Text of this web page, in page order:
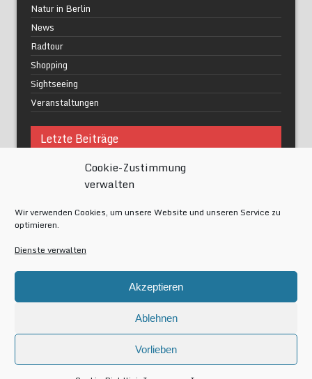
Cookie-Zustimmung
verwalten
Wir verwenden Cookies, um unsere Website und unseren Service zu
optimieren.
Dienste verwalten
Akzeptieren
Ablehnen
Vorlieben
Natur in Berlin
News
Radtour
Shopping
Sightseeing
Veranstaltungen
Letzte Beiträge
Was macht urbane Lebensqualität wirklich aus?
Grüne Oasen in Berlin
Festival of Lights Berlin 2024
Gesund schlafen im modernen Alltag
WordPress.org